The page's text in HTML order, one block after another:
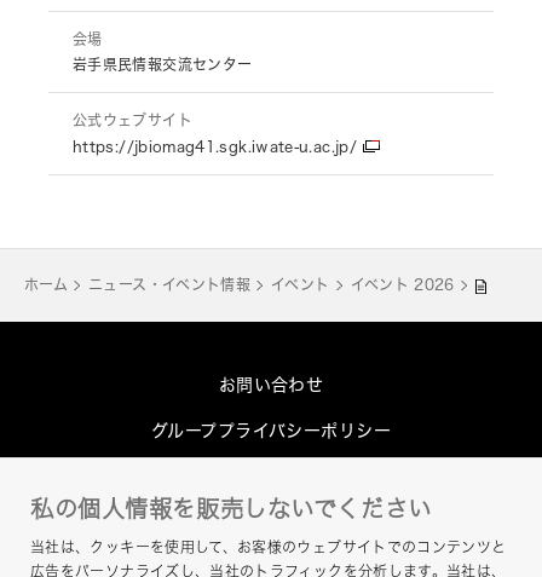
会場
岩手県民情報交流センター
公式ウェブサイト
https://jbiomag41.sgk.iwate-u.ac.jp/
ホーム ニュース・イベント情報 イベント イベント 2026
お問い合わせ
グループプライバシーポリシー
このサイトについて
ヘルプ
私の個人情報を販売しないでください
当社は、クッキーを使用して、お客様のウェブサイトでのコンテンツと
広告をパーソナライズし、当社のトラフィックを分析します。当社は、